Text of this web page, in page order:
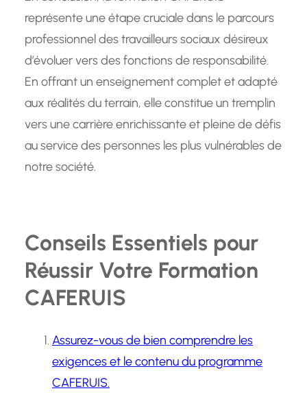
représente une étape cruciale dans le parcours
professionnel des travailleurs sociaux désireux
d’évoluer vers des fonctions de responsabilité.
En offrant un enseignement complet et adapté
aux réalités du terrain, elle constitue un tremplin
vers une carrière enrichissante et pleine de défis
au service des personnes les plus vulnérables de
notre société.
Conseils Essentiels pour
Réussir Votre Formation
CAFERUIS
Assurez-vous de bien comprendre les
exigences et le contenu du programme
CAFERUIS.